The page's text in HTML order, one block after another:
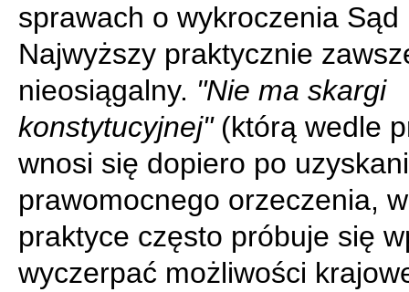
sprawach o wykroczenia Sąd
Najwyższy praktycznie
nieosiągalny. "Nie ma skargi
konstytucyjnej"(którą wedle
wnosi się dopiero po
prawomocnego orzeczenia, w
praktyce często próbuje się
wyczerpać możliwości